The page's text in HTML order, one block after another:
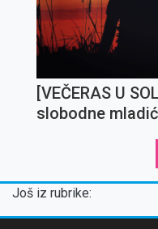
[VEČERAS U
slobodne
Još iz rubrike: